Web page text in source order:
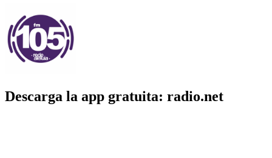
Descarga la app gratuita: radio.net